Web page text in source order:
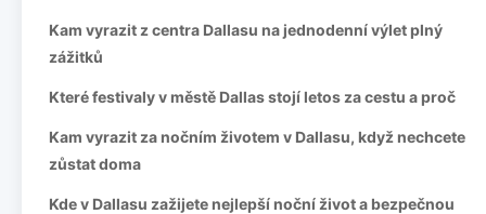
Kam vyrazit z centra Dallasu na jednodenní výlet plný
zážitků
Které festivaly v městě Dallas stojí letos za cestu a proč
Kam vyrazit za nočním životem v Dallasu, když nechcete
zůstat doma
Kde v Dallasu zažijete nejlepší noční život a bezpečnou